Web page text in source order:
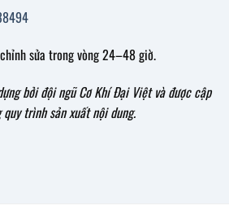
sửa trong vòng 24–48 giờ.
bởi đội ngũ Cơ Khí Đại Việt và được cập
trình sản xuất nội dung.